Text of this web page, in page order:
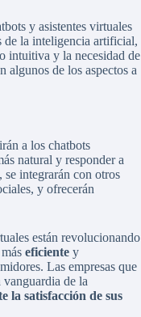
y asistentes virtuales
de la inteligencia artificial,
intuitiva y la necesidad de
algunos de los aspectos a
a los chatbots
natural y responder a
se integrarán con otros
y ofrecerán
están revolucionando
eficiente y
Las empresas que
vanguardia de la
la satisfacción de sus